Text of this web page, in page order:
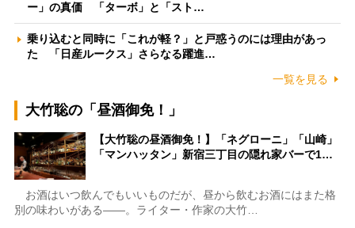
ー」の真価 「ターボ」と「スト…
乗り込むと同時に「これが軽？」と戸惑うのには理由があっ
た 「日産ルークス」さらなる躍進…
一覧を見る
大竹聡の「昼酒御免！」
【大竹聡の昼酒御免！】「ネグローニ」「山崎」
「マンハッタン」新宿三丁目の隠れ家バーで1…
お酒はいつ飲んでもいいものだが、昼から飲むお酒にはまた格
別の味わいがある――。ライター・作家の大竹…